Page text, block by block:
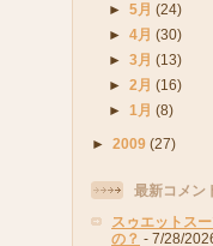
►5月(24)
►4月(30)
►3月(13)
►2月(16)
► 1月(8)
► 2009 (27)
最新コメン
スゥエットス
の？ - 7/28/